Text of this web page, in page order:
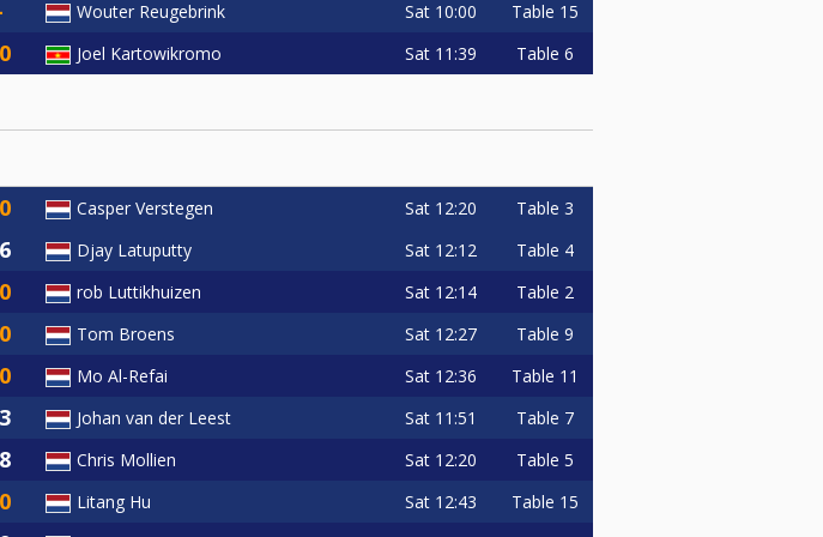
Wouter Reugebrink Sat 10:00 Table 15
Joel Kartowikromo Sat 11:39 Table 6
Casper Verstegen Sat 12:20 Table 3
Djay Latuputty Sat 12:12 Table 4
rob Luttikhuizen Sat 12:14 Table 2
Tom Broens Sat 12:27 Table 9
Mo Al-Refai Sat 12:36 Table 11
Johan van der Leest Sat 11:51 Table 7
Chris Mollien Sat 12:20 Table 5
Litang Hu Sat 12:43 Table 15